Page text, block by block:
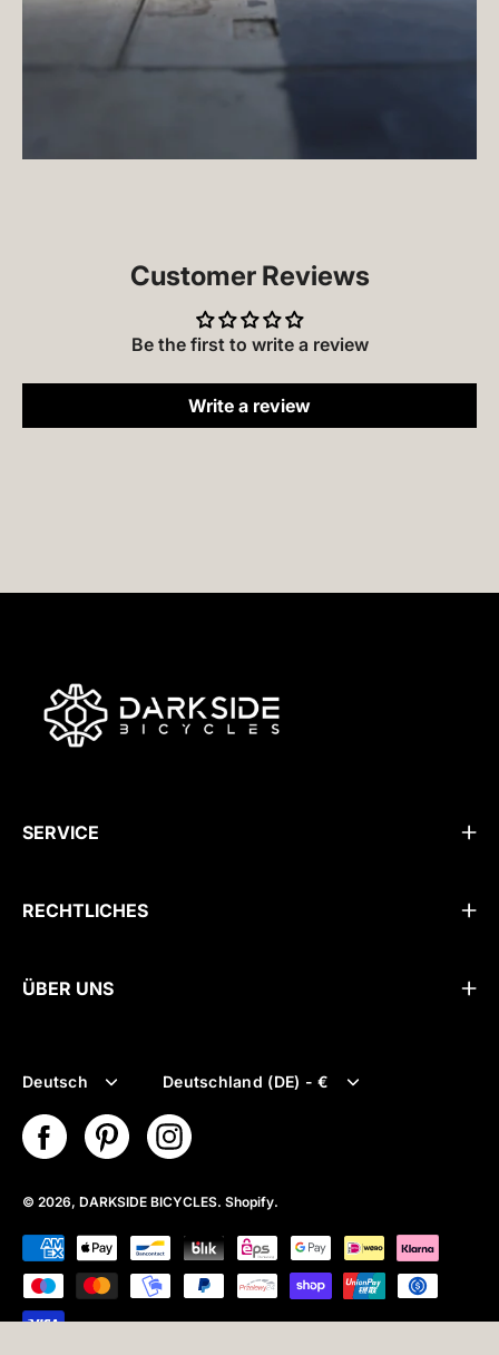
Customer Reviews
Be the first to write a review
Write a review
SERVICE
RECHTLICHES
ÜBER UNS
Sprache
Deutsch Währung
Deutschland (DE) - €
© 2026, DARKSIDE BICYCLES. Shopify.